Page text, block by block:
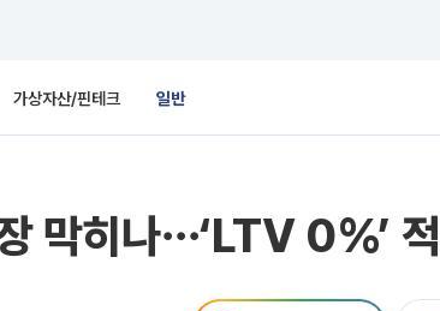
가상자산/핀테크 일반
막히나⋯‘LTV 0%’